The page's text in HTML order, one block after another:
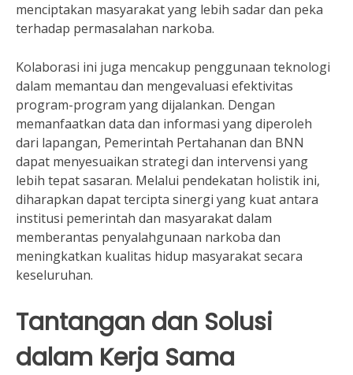
menciptakan masyarakat yang lebih sadar dan peka
terhadap permasalahan narkoba.
Kolaborasi ini juga mencakup penggunaan teknologi
dalam memantau dan mengevaluasi efektivitas
program-program yang dijalankan. Dengan
memanfaatkan data dan informasi yang diperoleh
dari lapangan, Pemerintah Pertahanan dan BNN
dapat menyesuaikan strategi dan intervensi yang
lebih tepat sasaran. Melalui pendekatan holistik ini,
diharapkan dapat tercipta sinergi yang kuat antara
institusi pemerintah dan masyarakat dalam
memberantas penyalahgunaan narkoba dan
meningkatkan kualitas hidup masyarakat secara
keseluruhan.
Tantangan dan Solusi
dalam Kerja Sama